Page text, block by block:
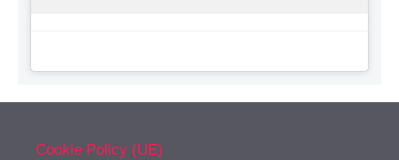
Cookie Policy (UE)